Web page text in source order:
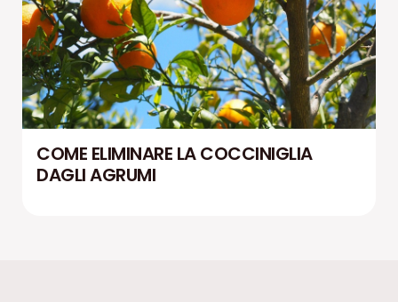
COME ELIMINARE LA COCCINIGLIA
DAGLI AGRUMI